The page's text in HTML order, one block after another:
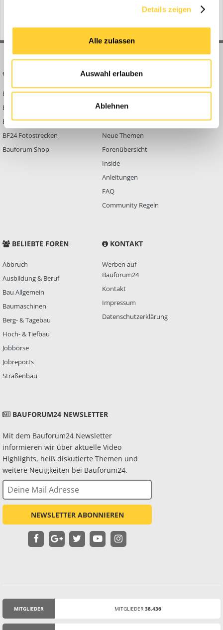
Details zeigen
Alle zulassen
Auswahl erlauben
Ablehnen
Bauforum24 News
Bauforum24 TV
BF24 Mediathek
BF24 Fotostrecken
Bauforum Shop
FORUM LINKS
Registrieren
Anmelden
Passwort vergessen?
Neue Themen
Forenübersicht
Inside
Anleitungen
FAQ
Community Regeln
BELIEBTE FOREN
Abbruch
Ausbildung & Beruf
Bau Allgemein
Baumaschinen
Berg- & Tagebau
Hoch- & Tiefbau
Jobbörse
Jobreports
Straßenbau
KONTAKT
Werben auf
Bauforum24
Kontakt
Impressum
Datenschutzerklärung
BAUFORUM24 NEWSLETTER
Mit dem Bauforum24 Newsletter
informieren wir über aktuelle Video
Highlights, heiß diskutierte Themen und
weitere Neuigkeiten bei Bauforum24.
NEWSLETTER ABONNIEREN
MITGLIEDER MITGLIEDER 38.436